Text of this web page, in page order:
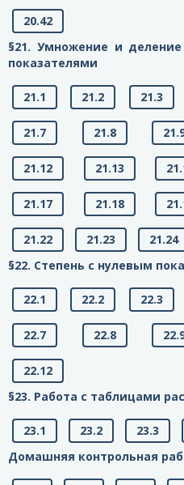
20.42
§21. Умножение и
показателями
21.1 21.2 21.3
21.7 21.8
21.12 21.13
21.17 21.18
21.22 21.23
21.24
§22. Степень с нулевым
22.1 22.2 22.3
22.7 22.8
22.12
§23. Работа с таблицами
23.1 23.2 23.3
Домашняя контрольная